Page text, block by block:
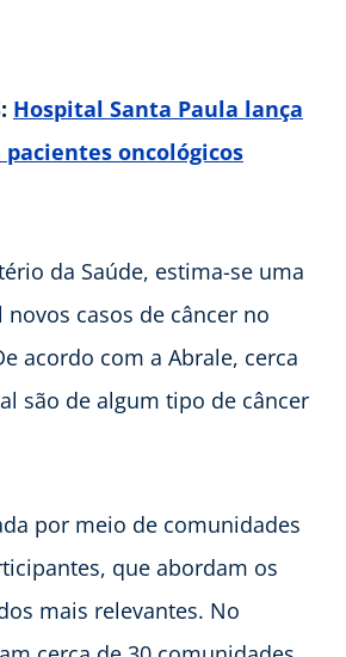
Hospital Santa Paula lança
oncológicos
da Saúde, estima-se uma
casos de câncer no
acordo com a Abrale, cerca
são de algum tipo de câncer
por meio de comunidades
que abordam os
mais relevantes. No